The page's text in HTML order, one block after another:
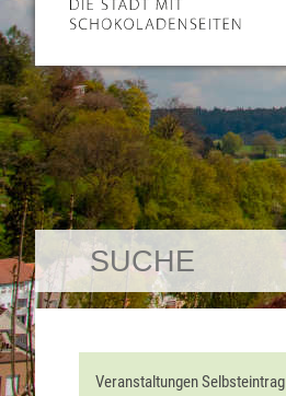
Veranstaltungen Selbsteintrag